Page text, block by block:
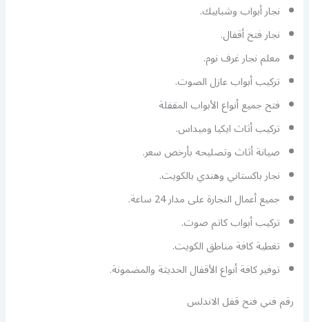
نجار أبواب وشبابيك.
نجار فتح أقفال.
معلم نجار غرف نوم.
تركيب أبواب عازل الصوت.
فتح جميع أنواع الأبواب المقفلة
تركيب أثاث ايكيا وميداس.
صيانة أثاث وتصليحه بأرخص سعر.
نجار باكستاني وهندي بالكويت.
جميع أعمال النجارة على مدار 24 ساعة.
تركيب أبواب كاتم صوت.
تغطية كافة مناطق الكويت.
توفير كافة أنواع الأقفال الحديثة والمضمونة.
رقم فني فتح قفل الاندلس